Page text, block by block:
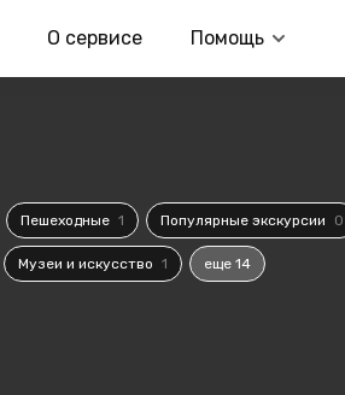
О сервисе Помощь
Пешеходные 1 Популярные экскурсии 0
Музеи и искусство 1 еще 14